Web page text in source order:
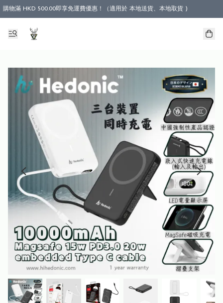
購物滿 HKD 500.00即享免運費優惠！（適用於 本地送貨、本地取貨 )